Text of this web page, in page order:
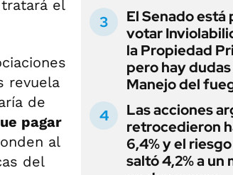
el
revuela
de
pagar
al
del
El Senado está
votar
la Propiedad
pero hay
Manejo del
Las acciones
retrocedieron
6,4% y el
saltó 4,2% a un